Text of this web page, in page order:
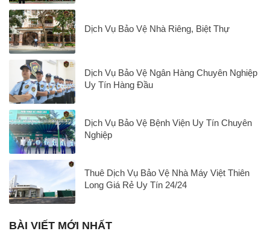
Dịch Vụ Bảo Vệ Nhà Riêng, Biệt Thự
Dịch Vụ Bảo Vệ Ngân Hàng Chuyên Nghiệp
Uy Tín Hàng Đầu
Dịch Vụ Bảo Vệ Bệnh Viện Uy Tín Chuyên
Nghiệp
Thuê Dịch Vụ Bảo Vệ Nhà Máy Việt Thiên
Long Giá Rẻ Uy Tín 24/24
BÀI VIẾT MỚI NHẤT